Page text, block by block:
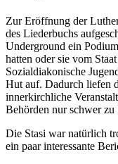
Zur Eröffnung der
des Liederbuchs
Underground ein
hatten oder sie vom
Sozialdiakonische
Hut auf. Dadurch liefen
innerkirchliche
Behörden nur schwer
Die Stasi war natürlich
ein paar interessante